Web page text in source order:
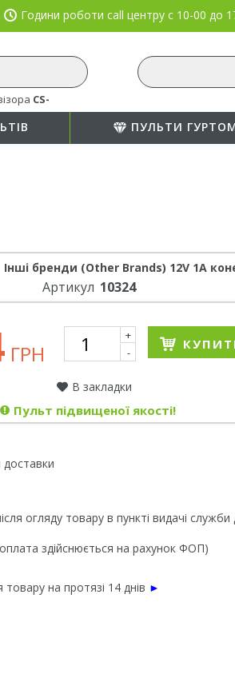
Години роботи call центру с 10-00 до
CS-
ПУЛЬТИ
Інші бренди (Other Brands) 12V 1А
Артикул 10324
ГРН
+
-
В закладки
Пульт підвищеної якості!
доставки
огляду товару в пункті видачі служби
здійснюється на рахунок ФОП)
на протязі 14 днів ►